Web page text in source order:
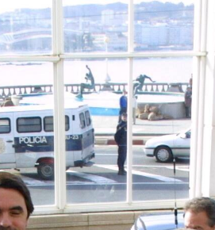
hallenschuhe detské kopačky
webshop chaussure de football pas cher
billige